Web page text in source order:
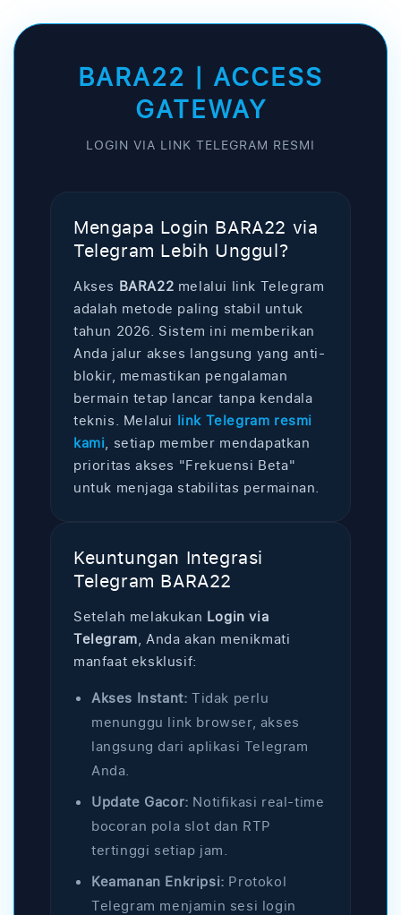
K
o
BARA22 | ACCESS
GATEWAY
LOGIN VIA LINK TELEGRAM RESMI
Mengapa Login BARA22 via
Telegram Lebih Unggul?
Akses BARA22 melalui link Telegram
adalah metode paling stabil untuk
tahun 2026. Sistem ini memberikan
Anda jalur akses langsung yang anti-
blokir, memastikan pengalaman
bermain tetap lancar tanpa kendala
teknis. Melalui link Telegram resmi
kami, setiap member mendapatkan
prioritas akses "Frekuensi Beta"
untuk menjaga stabilitas permainan.
Keuntungan Integrasi
Telegram BARA22
Setelah melakukan Login via
Telegram, Anda akan menikmati
manfaat eksklusif:
Akses Instant: Tidak perlu
menunggu link browser, akses
langsung dari aplikasi Telegram
Anda.
Update Gacor: Notifikasi real-time
bocoran pola slot dan RTP
tertinggi setiap jam.
Keamanan Enkripsi: Protokol
Telegram menjamin sesi login